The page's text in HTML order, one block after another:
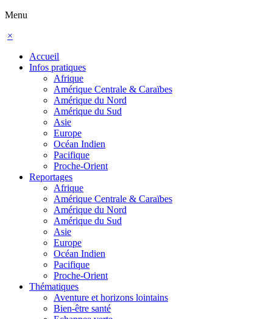
Menu
×
Accueil
Infos pratiques
Afrique
Amérique Centrale & Caraïbes
Amérique du Nord
Amérique du Sud
Asie
Europe
Océan Indien
Pacifique
Proche-Orient
Reportages
Afrique
Amérique Centrale & Caraïbes
Amérique du Nord
Amérique du Sud
Asie
Europe
Océan Indien
Pacifique
Proche-Orient
Thématiques
Aventure et horizons lointains
Bien-être santé